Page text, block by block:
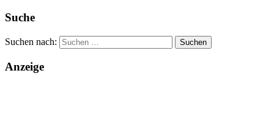
Suche
Suchen nach:
Anzeige